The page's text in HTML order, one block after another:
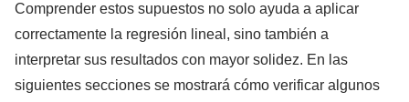
Comprender estos supuestos no solo ayuda a aplicar
correctamente la regresión lineal, sino también a
interpretar sus resultados con mayor solidez. En las
siguientes secciones se mostrará cómo verificar algunos